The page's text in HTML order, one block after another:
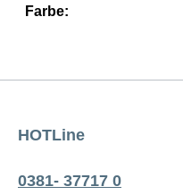
Farbe:
HOTLine
0381- 37717 0